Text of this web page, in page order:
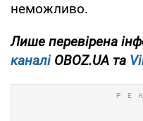
неможливо.
Лише перевірена
каналіOBOZ.UA та